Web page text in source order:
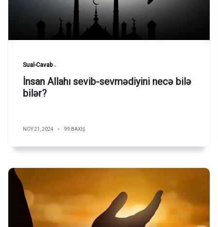
Sual-Cavab
İnsan Allahı sevib-sevmədiyini necə bilə
bilər?
NOY 21, 2024 99 BAXIŞ